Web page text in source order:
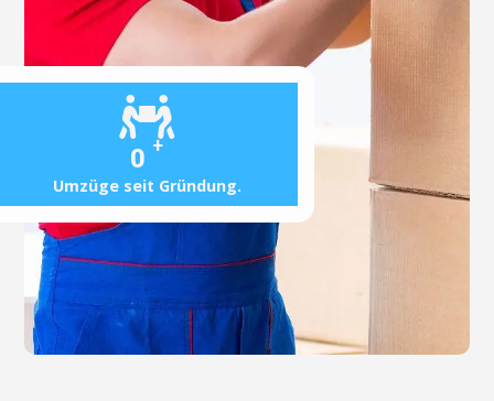
0 +
Umzüge seit Gründung.